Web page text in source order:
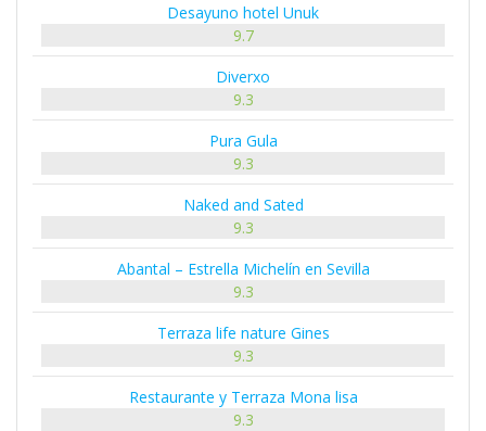
Desayuno hotel Unuk
9.7
Diverxo
9.3
Pura Gula
9.3
Naked and Sated
9.3
Abantal – Estrella Michelín en Sevilla
9.3
Terraza life nature Gines
9.3
Restaurante y Terraza Mona lisa
9.3